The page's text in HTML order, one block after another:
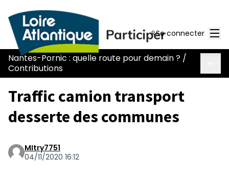
Se connecter
Nantes-Pornic : quelle route pour demain ? /
Contributions
Traffic camion transport
desserte des communes
MItry7751
04/11/2020 16:12